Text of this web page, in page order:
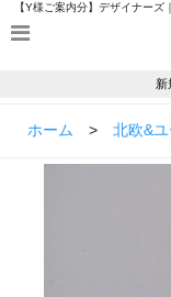
【Y様ご案内分】デザイナー
ー｜UD13203ならモダンヴィ
新
ホーム > 北欧&